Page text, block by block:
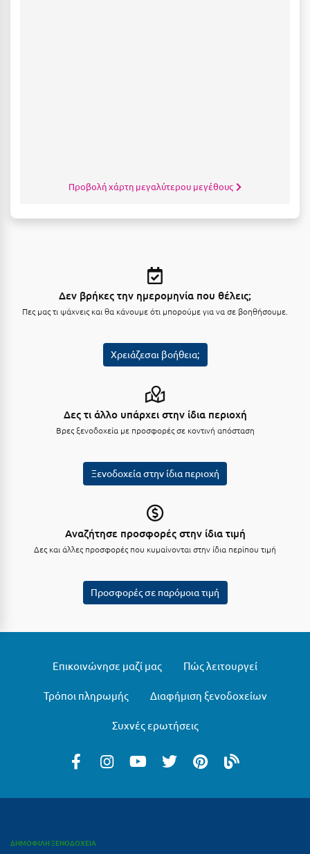
Κεφαλονιά
Κοζάνη
Κουρούτα Ηλείας
Κρουαζιέρες
Κύμη Ευβοίας
Λακόπετρα Αχαΐας
Προβολή χάρτη μεγαλύτερου μεγέθους
Δεν βρήκες την ημερομηνία που θέλεις;
Πες μας τι ψάχνεις και θα κάνουμε ότι μπορούμε για να σε βοηθήσουμε.
Χρειάζεσαι βοήθεια;
Δες τι άλλο υπάρχει στην ίδια περιοχή
Βρες ξενοδοχεία με προσφορές σε κοντινή απόσταση
Ξενοδοχεία στην ίδια περιοχή
Αναζήτησε προσφορές στην ίδια τιμή
Δες και άλλες προσφορές που κυμαίνονται στην ίδια περίπου τιμή
Προσφορές σε παρόμοια τιμή
Επικοινώνησε μαζί μας Πώς λειτουργεί
Τρόποι πληρωμής Διαφήμιση ξενοδοχείων
Συχνές ερωτήσεις
ΔΗΜΟΦΙΛΗ ΞΕΝΟΔΟΧΕΙΑ